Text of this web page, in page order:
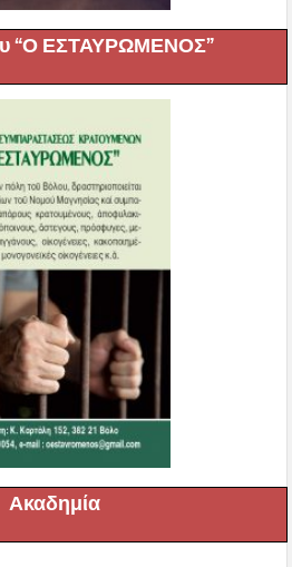
“Ο ΕΣΤΑΥΡΩΜΕΝΟΣ”
Ακαδημία